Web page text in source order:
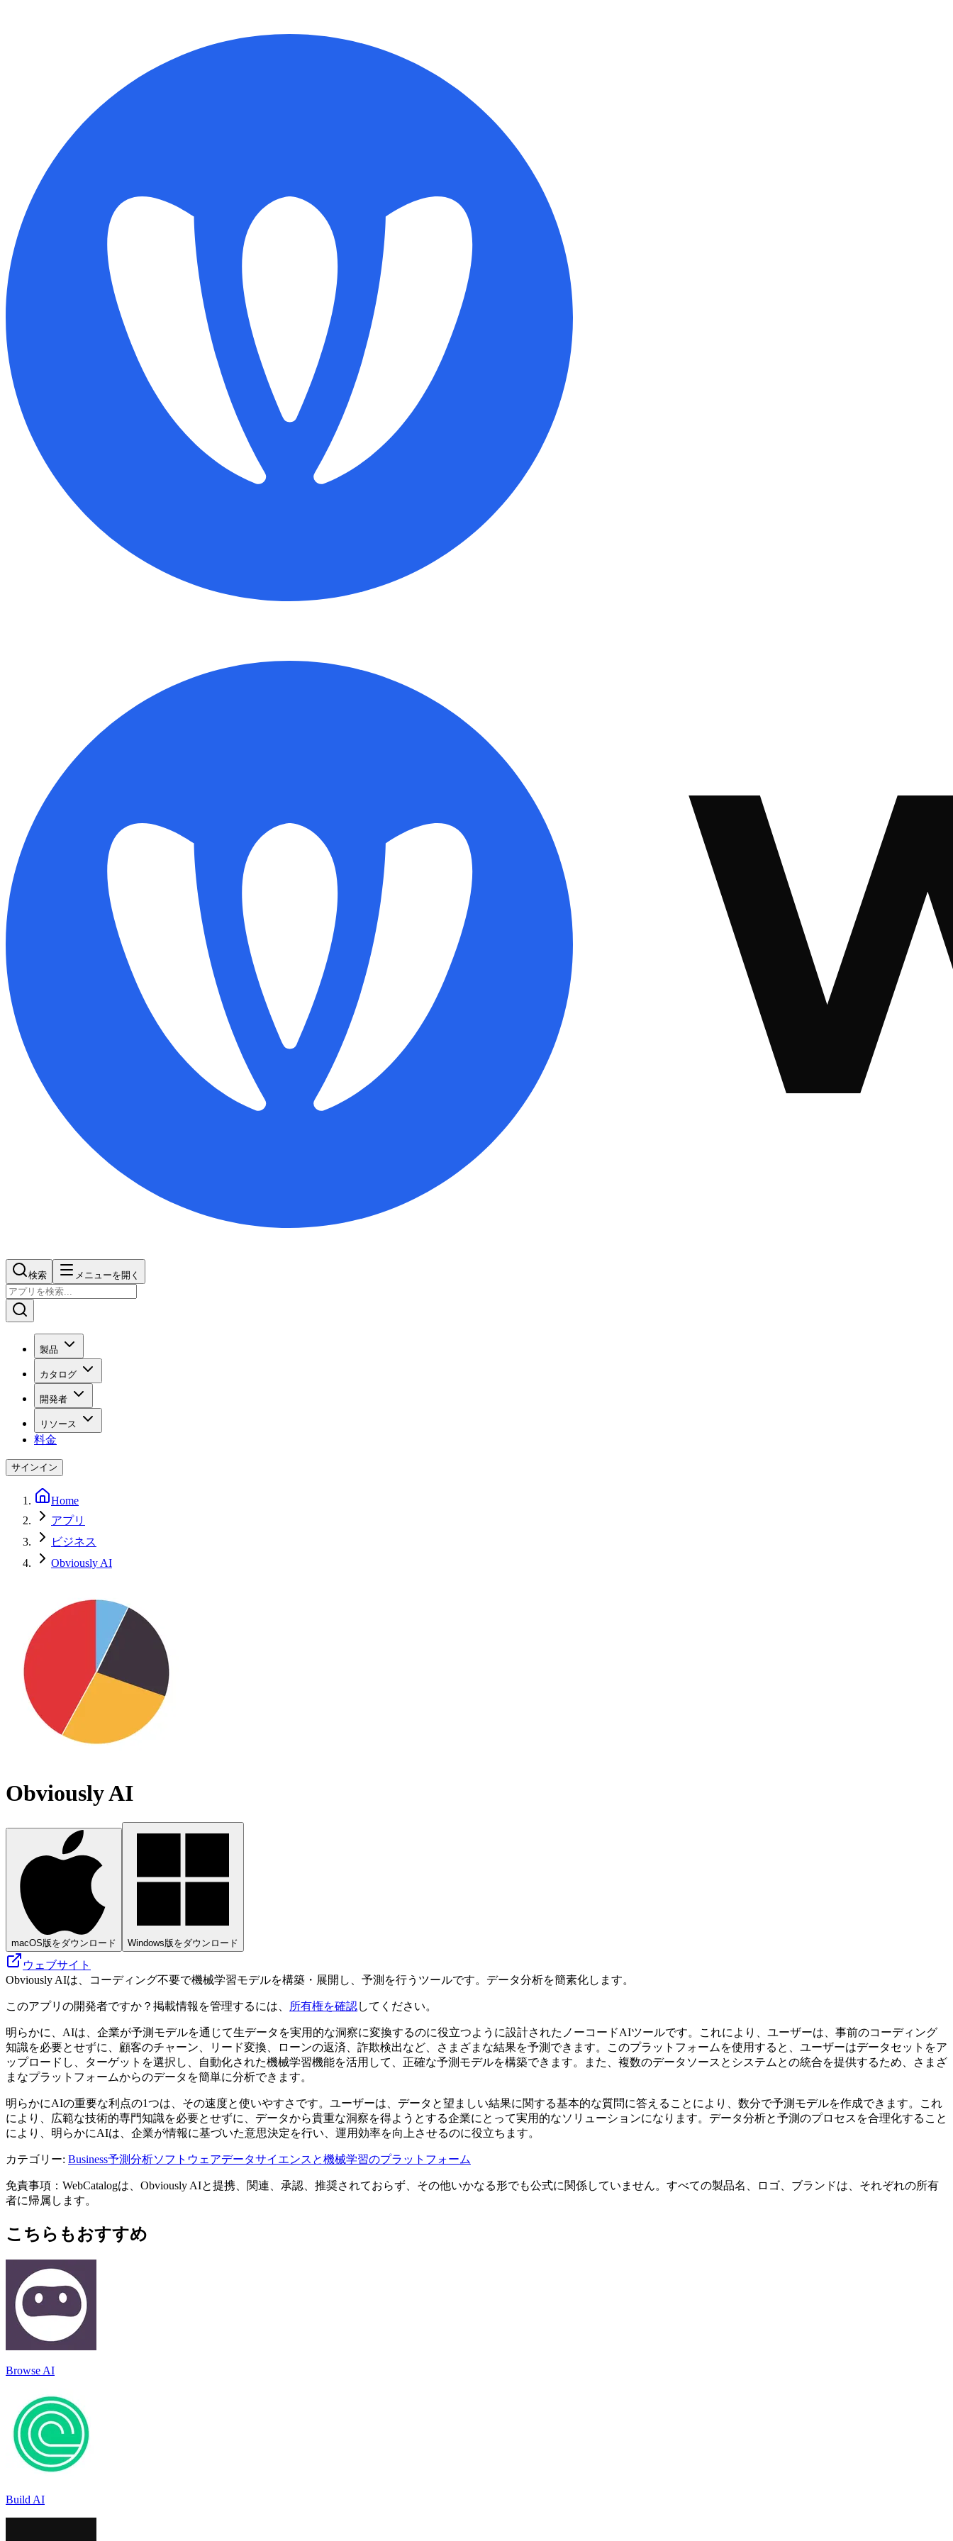
検索 メニューを開く
製品
カタログ
開発者
リソース
料金
サインイン
Home
アプリ
ビジネス
Obviously AI
Obviously AI
macOS版をダウンロード Windows版をダウンロード
ウェブサイト
Obviously AIは、コーディング不要で機械学習モデルを構築・展開し、予測を行うツールです。データ分析を簡素化します。
このアプリの開発者ですか？掲載情報を管理するには、 所有権を確認してください。
明らかに、AIは、企業が予測モデルを通じて生データを実用的な洞察に変換するのに役立つように設計されたノーコードAIツールです。これにより、ユーザーは、事前のコーディング
知識を必要とせずに、顧客のチャーン、リード変換、ローンの返済、詐欺検出など、さまざまな結果を予測できます。このプラットフォームを使用すると、ユーザーはデータセットをア
ップロードし、ターゲットを選択し、自動化された機械学習機能を活用して、正確な予測モデルを構築できます。また、複数のデータソースとシステムとの統合を提供するため、さまざ
まなプラットフォームからのデータを簡単に分析できます。
明らかにAIの重要な利点の1つは、その速度と使いやすさです。ユーザーは、データと望ましい結果に関する基本的な質問に答えることにより、数分で予測モデルを作成できます。これ
により、広範な技術的専門知識を必要とせずに、データから貴重な洞察を得ようとする企業にとって実用的なソリューションになります。データ分析と予測のプロセスを合理化すること
により、明らかにAIは、企業が情報に基づいた意思決定を行い、運用効率を向上させるのに役立ちます。
カテゴリー: Business予測分析ソフトウェアデータサイエンスと機械学習のプラットフォーム
免責事項：WebCatalogは、Obviously AIと提携、関連、承認、推奨されておらず、その他いかなる形でも公式に関係していません。すべての製品名、ロゴ、ブランドは、それぞれの所有
者に帰属します。
こちらもおすすめ
Browse AI
Build AI